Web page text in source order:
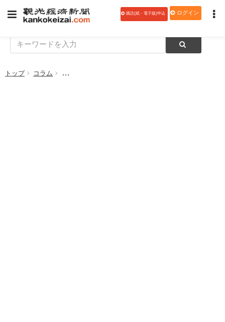
購読(紙・電子版)申込 ログイン
トップ コラム 【地方再生・創生論 339】自治体主導で今こそ防災の